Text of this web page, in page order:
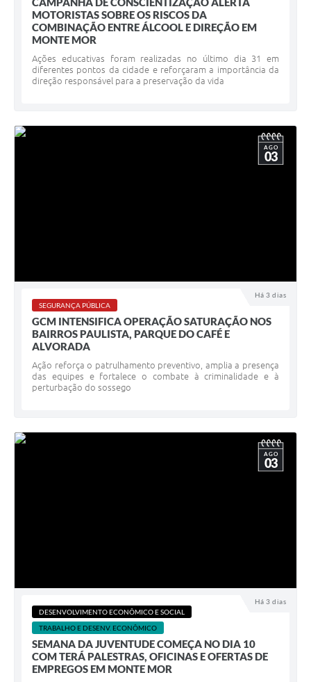
MOTORISTAS SOBRE OS RISCOS DA
COMBINAÇÃO ENTRE ÁLCOOL E DIREÇÃO EM
MONTE MOR
Ações educativas foram realizadas no último dia 31 em
diferentes pontos da cidade e reforçaram a importância da
direção responsável para a preservação da vida
Há 3 dias
AGO
03
SEGURANÇA PÚBLICA
GCM INTENSIFICA OPERAÇÃO SATURAÇÃO NOS
BAIRROS PAULISTA, PARQUE DO CAFÉ E
ALVORADA
Ação reforça o patrulhamento preventivo, amplia a presença
das equipes e fortalece o combate à criminalidade e à
perturbação do sossego
Há 3 dias
AGO
03
DESENVOLVIMENTO ECONÔMICO E SOCIAL
TRABALHO E DESENV. ECONÔMICO
SEMANA DA JUVENTUDE COMEÇA NO DIA 10
COM TERÁ PALESTRAS, OFICINAS E OFERTAS DE
EMPREGOS EM MONTE MOR